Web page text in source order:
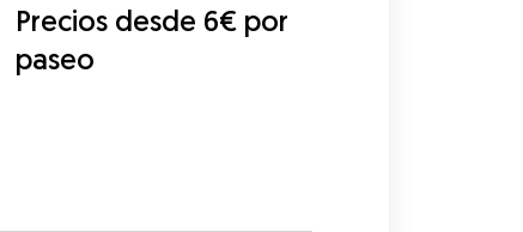
Precios desde 6€ por
paseo